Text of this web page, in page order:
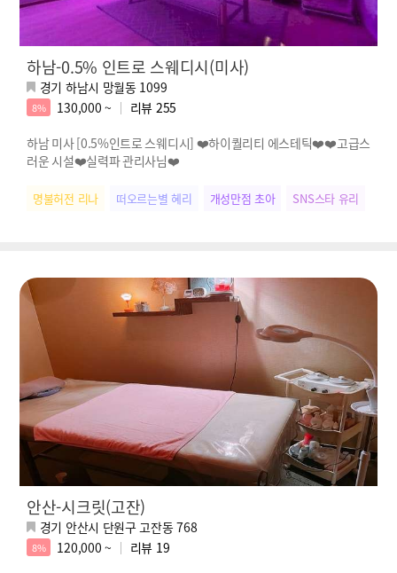
하남-0.5% 인트로 스웨디시(미사)
경기 하남시 망월동 1099
8% 130,000 ~ 리뷰 255
하남 미사 [0.5%인트로 스웨디시] ❤️하이퀄리티 에스테틱❤️❤️고급스
러운 시설❤️실력파 관리사님❤️
명불허전 리나 떠오르는별 혜리 개성만점 초아 SNS스타 유리
안산-시크릿(고잔)
경기 안산시 단원구 고잔동 768
8% 120,000 ~ 리뷰 19